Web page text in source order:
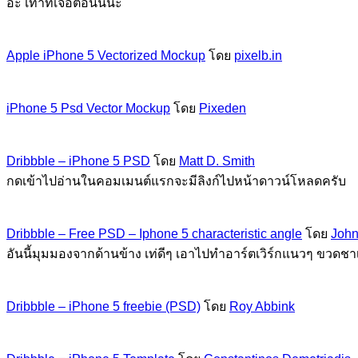
Apple iPhone 5 Vectorized Mockup โดย pixelb.in
iPhone 5 Psd Vector Mockup โดย Pixeden
Dribbble – iPhone 5 PSD โดย Matt D. Smith
กดเข้าไปอ่านในคอมเมนต์แรกจะมีลิงก์ไปหน้าดาวน์โหลดครับ
Dribbble – Free PSD – Iphone 5 characteristic angle โดย
อันนี้มุมมองจากด้านข้าง เท่ดีๆ เอาไปทำอาร์ตเวิร์กแนวๆ ขวดช
Dribbble – iPhone 5 freebie (PSD) โดย Roy Abbink